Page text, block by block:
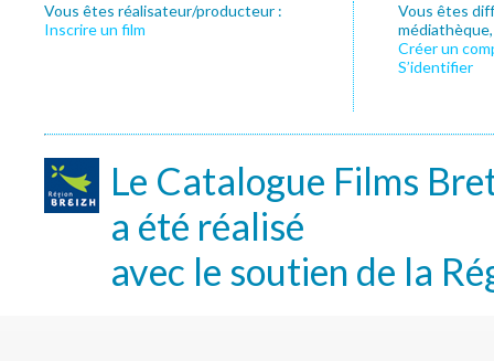
Vous êtes réalisateur/producteur :
Inscrire un film
Vous êtes
Créer un
S’identifier
Le Catalogue Films
a été réalisé
avec le soutien de la